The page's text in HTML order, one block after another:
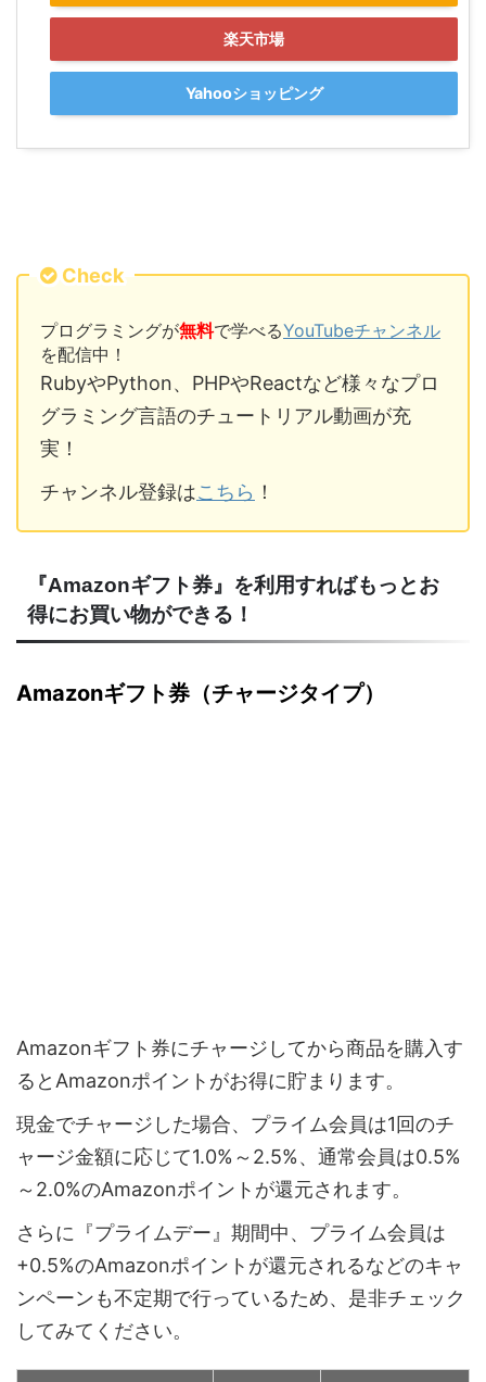
楽天市場
Yahooショッピング
Check
プログラミングが無料で学べるYouTubeチャンネル
を配信中！
RubyやPython、PHPやReactなど様々なプロ
グラミング言語のチュートリアル動画が充
実！
チャンネル登録はこちら ！
『Amazonギフト券』を利用すればもっとお
得にお買い物ができる！
Amazonギフト券（チャージタイプ）
Amazonギフト券にチャージしてから商品を購入す
るとAmazonポイントがお得に貯まります。
現金でチャージした場合、プライム会員は1回のチ
ャージ金額に応じて1.0%～2.5%、通常会員は0.5%
～2.0%のAmazonポイントが還元されます。
さらに『プライムデー』期間中、プライム会員は
+0.5%のAmazonポイントが還元されるなどのキャ
ンペーンも不定期で行っているため、是非チェック
してみてください。